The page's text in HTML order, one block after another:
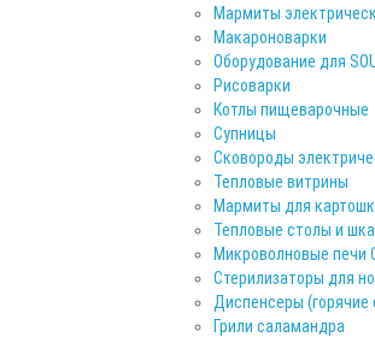
Мармиты
Макароноварки
Оборудование для
Рисоварки
Котлы пищеварочные
Супницы
Сковороды
Тепловые витрины
Мармиты для
Тепловые столы и
Микроволновые печи
Стерилизаторы для
Диспенсеры (горячие
Грили саламандра